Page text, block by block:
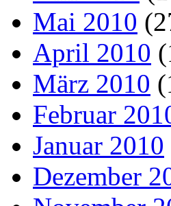
Mai 2010
April 2010
März 2010
Februar
Januar 2010
Dezember